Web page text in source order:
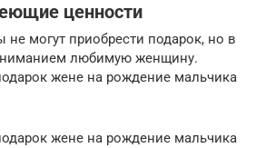
ценности
могут приобрести подарок, но в
любимую женщину.
жене на рождение мальчика
жене на рождение мальчика